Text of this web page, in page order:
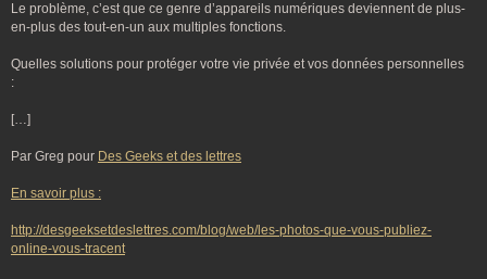
Le problème, c’est que ce genre d’appareils numériques deviennent de plus-
en-plus des tout-en-un aux multiples fonctions.
Quelles solutions pour protéger votre vie privée et vos données personnelles
:
[…]
Par Greg pour Des Geeks et des lettres
En savoir plus :
http://desgeeksetdeslettres.com/blog/web/les-photos-que-vous-publiez-
online-vous-tracent